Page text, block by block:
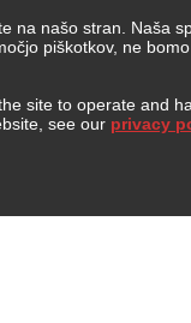
na našo stran. Naša
piškotkov, ne
site to operate and
see our privacy